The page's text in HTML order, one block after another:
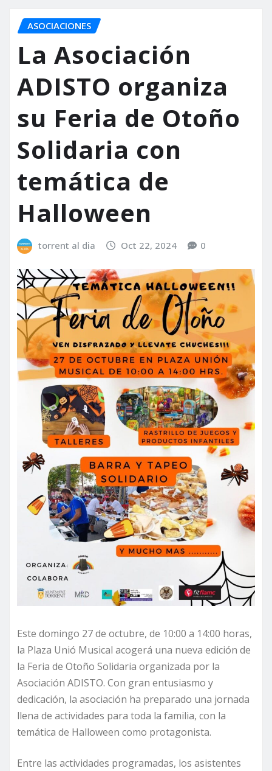
ASOCIACIONES
La Asociación
ADISTO organiza
su Feria de Otoño
Solidaria con
temática de
Halloween
torrent al dia Oct 22, 2024 0
Este domingo 27 de octubre, de 10:00 a 14:00 horas,
la Plaza Unió Musical acogerá una nueva edición de
la Feria de Otoño Solidaria organizada por la
Asociación ADISTO. Con gran entusiasmo y
dedicación, la asociación ha preparado una jornada
llena de actividades para toda la familia, con la
temática de Halloween como protagonista.
Entre las actividades programadas, los asistentes